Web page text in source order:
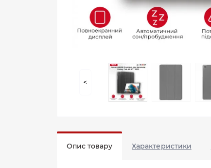
<
Опис товару Характеристики